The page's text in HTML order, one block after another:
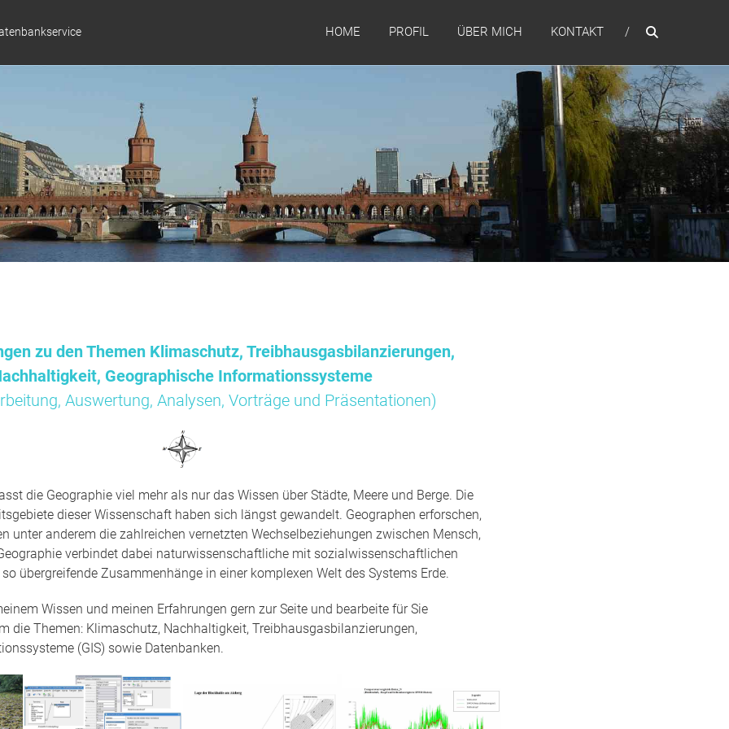
HOME PROFIL ÜBER MICH KONTAKT
zu den Themen Klimaschutz, Treibhausgasbilanzierungen,
Geographische Informationssysteme
Auswertung, Analysen, Vorträge und Präsentationen)
die Geographie viel mehr als nur das Wissen über Städte, Meere und Berge. Die
dieser Wissenschaft haben sich längst gewandelt. Geographen erforschen,
unter anderem die zahlreichen vernetzten Wechselbeziehungen zwischen Mensch,
verbindet dabei naturwissenschaftliche mit sozialwissenschaftlichen
übergreifende Zusammenhänge in einer komplexen Welt des Systems Erde.
Wissen und meinen Erfahrungen gern zur Seite und bearbeite für Sie
die Themen: Klimaschutz, Nachhaltigkeit, Treibhausgasbilanzierungen,
(GIS) sowie Datenbanken.